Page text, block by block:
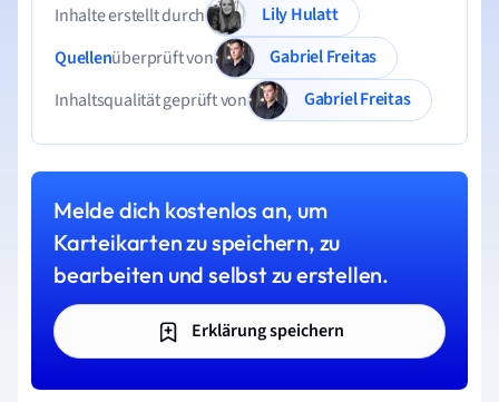
Inhalte erstellt durch
Lily Hulatt
Quellenüberprüft von
Gabriel Freitas
Inhaltsqualität geprüft von
Gabriel Freitas
Melde dich kostenlos an, um
Karteikarten zu speichern, zu
bearbeiten und selbst zu erstellen.
Erklärung speichern